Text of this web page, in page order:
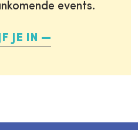
events.
JE IN